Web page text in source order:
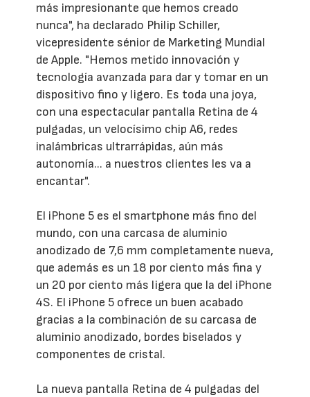
más impresionante que hemos creado
nunca", ha declarado Philip Schiller,
vicepresidente sénior de Marketing Mundial
de Apple. "Hemos metido innovación y
tecnología avanzada para dar y tomar en un
dispositivo fino y ligero. Es toda una joya,
con una espectacular pantalla Retina de 4
pulgadas, un velocísimo chip A6, redes
inalámbricas ultrarrápidas, aún más
autonomía... a nuestros clientes les va a
encantar".
El iPhone 5 es el smartphone más fino del
mundo, con una carcasa de aluminio
anodizado de 7,6 mm completamente nueva,
que además es un 18 por ciento más fina y
un 20 por ciento más ligera que la del iPhone
4S. El iPhone 5 ofrece un buen acabado
gracias a la combinación de su carcasa de
aluminio anodizado, bordes biselados y
componentes de cristal.
La nueva pantalla Retina de 4 pulgadas del